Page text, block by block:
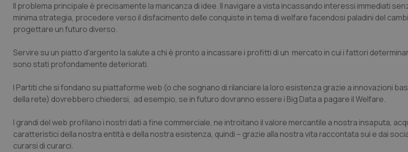
Il problema principale è precisamente la mancanza di idee. Il navigare a vista incassando interessi immediati
minima strategia, procedere verso il disfacimento delle conquiste in tema di welfare facendosi paladini del
progettare un futuro diverso.
Servire su un piatto d'argento la salute a chi è pronto a incassare i profitti di un mercato in cui i fattori
sono stati profondamente deteriorati.
I Partiti che si fondano su piattaforme web (o che sognano di rilanciare la loro esistenza grazie a innovazioni
della rete) dovrebbero chiedersi, ad esempio, se in futuro dovranno essere i Big Data a pagare il Welfare.
I grandi del web profilano i nostri dati a fine commerciale, ne introitano il valore mercantile a nostra insaputa,
caratteristici della nostra entità e della nostra esistenza, quindi – grazie alla nostra vita raccontata sui e dai
curarsi di curarci.